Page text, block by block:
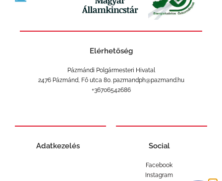
Elérhetőség
Pázmándi Polgármesteri Hivatal
2476 Pázmánd, Fő utca 80. pazmandph@pazmand.hu
+36706542686
Adatkezelés Social
Facebook
Instagram